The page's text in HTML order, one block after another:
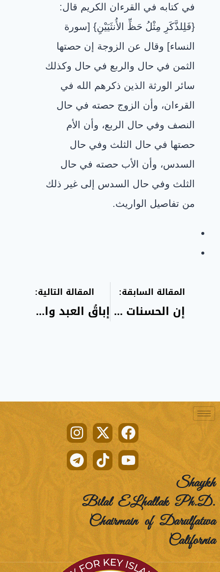
في كتابه في القرءان الكريم قال:
{فَلِلذَّكَرِ مِثْلُ حَظِّ الأُنثَيَيْنِ} [سورة
النساء] وقال عن الزوجة إن حصتها
الثمن في حال والربع في حال وكذلك
سائر الورثة الذين ذكرهم الله في
القرءان، وأن الزوج حصته في حال
النصف وفي حال الربع، وأن الأم
حصتها في حال الثلث وفي حال
السدس، وأن الأب حصته في حال
الثلث وفي حال السدس إلى غير ذلك
من تفاصيل الواريث.
المقالة السابقة:
إن الحسنات يذهبن السيئات
المقالة التالية:
إباقُ العبد والزوجة ومن عليه حقٌ يَلزمه من قَصَاص أو دَينٍ أو نفقة أو بر والديه أو تربية الأطفال
Shaykh
Bilal ELhallak Ph.D.
Chairmain of Darulfatwa
California